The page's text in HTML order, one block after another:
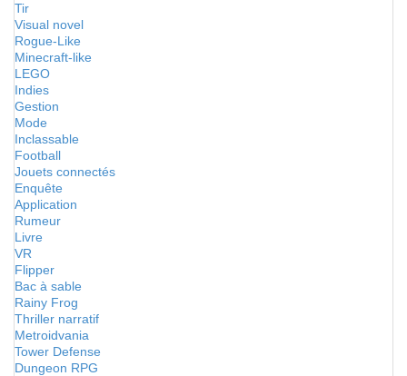
Tir
Visual novel
Rogue-Like
Minecraft-like
LEGO
Indies
Gestion
Mode
Inclassable
Football
Jouets connectés
Enquête
Application
Rumeur
Livre
VR
Flipper
Bac à sable
Rainy Frog
Thriller narratif
Metroidvania
Tower Defense
Dungeon RPG